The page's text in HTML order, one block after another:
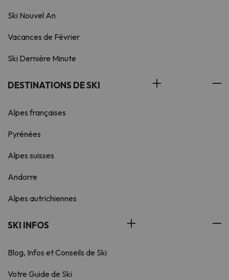
Ski Nouvel An
Vacances de Février
Ski Dernière Minute
DESTINATIONS DE SKI
Alpes françaises
Pyrénées
Alpes suisses
Andorre
Alpes autrichiennes
SKI INFOS
Blog, Infos et Conseils de Ski
Votre Guide de Ski